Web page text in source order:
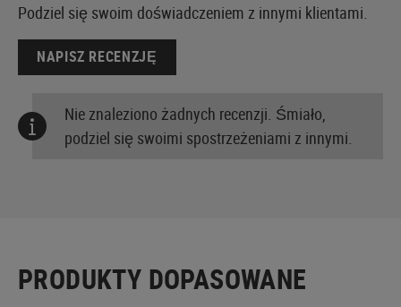
Podziel się swoim doświadczeniem z innymi klientami.
NAPISZ RECENZJĘ
Nie znaleziono żadnych recenzji. Śmiało,
podziel się swoimi spostrzeżeniami z innymi.
PRODUKTY DOPASOWANE